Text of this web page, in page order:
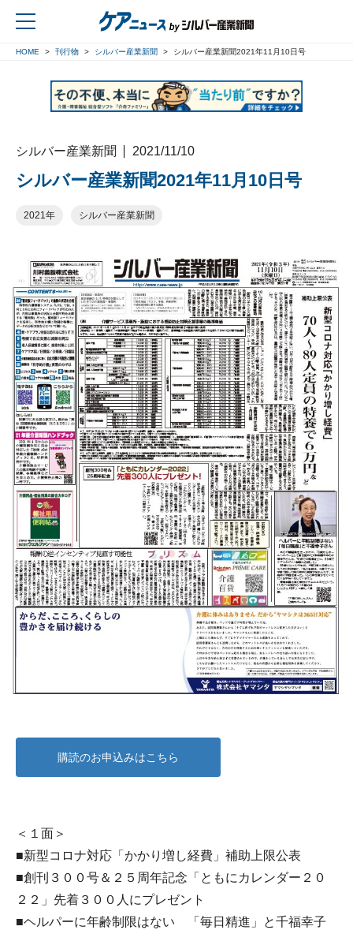
HOME 刊行物 シルバー産業新聞 シルバー産業新聞2021年11月10日号
シルバー産業新聞 2021/11/10
シルバー産業新聞2021年11月10日号
2021年 シルバー産業新聞
購読のお申込みはこちら
＜１面＞
■新型コロナ対応「かかり増し経費」補助上限公表
■創刊３００号＆２５周年記念「ともにカレンダー２０
２２」先着３００人にプレゼント
■ヘルパーに年齢制限はない 「毎日精進」と千福幸子